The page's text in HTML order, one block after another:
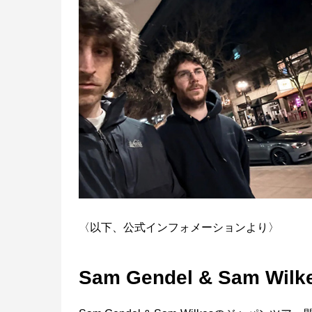
〈以下、公式インフォメーションより〉
Sam Gendel & Sam